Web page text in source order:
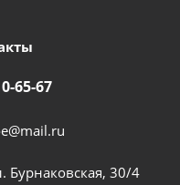
65-67
Бурнаковская, 30/4